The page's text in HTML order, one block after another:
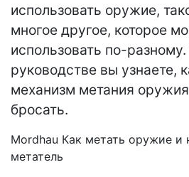
использовать оружие,
многое другое, которое
использовать по-
руководстве вы узнаете,
механизм метания оружия
бросать.
Mordhau Как метать оружие и
метатель